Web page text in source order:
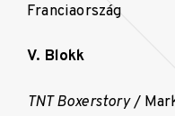
Franciaország
V. Blokk
TNT Boxerstory/